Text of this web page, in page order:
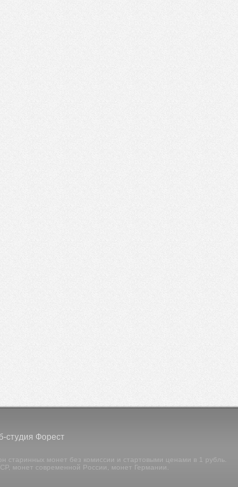
студия Форест
старинных монет без комиссии и стартовыми ценами в 1 рубль.
монет современной России, монет Германии.